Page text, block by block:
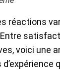
réactions
voici une